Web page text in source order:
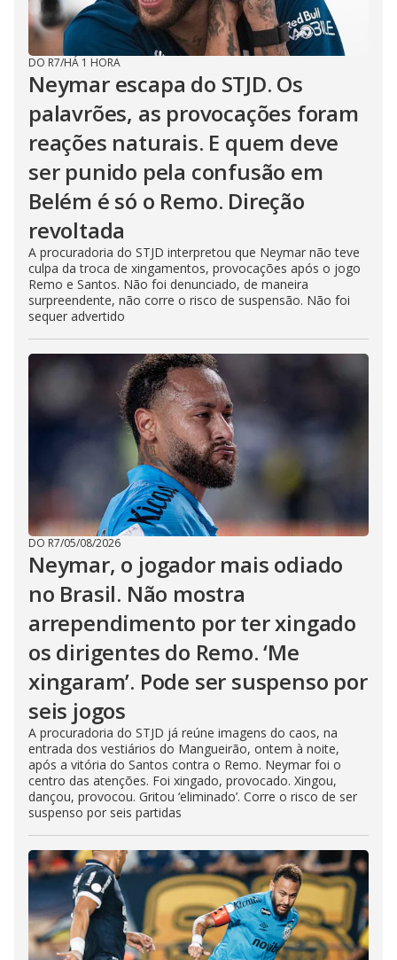
DO R7/HÁ 1 HORA
Neymar escapa do STJD. Os
palavrões, as provocações foram
reações naturais. E quem deve
ser punido pela confusão em
Belém é só o Remo. Direção
revoltada
A procuradoria do STJD interpretou que Neymar não teve
culpa da troca de xingamentos, provocações após o jogo
Remo e Santos. Não foi denunciado, de maneira
surpreendente, não corre o risco de suspensão. Não foi
sequer advertido
DO R7/05/08/2026
Neymar, o jogador mais odiado
no Brasil. Não mostra
arrependimento por ter xingado
os dirigentes do Remo. ‘Me
xingaram’. Pode ser suspenso por
seis jogos
A procuradoria do STJD já reúne imagens do caos, na
entrada dos vestiários do Mangueirão, ontem à noite,
após a vitória do Santos contra o Remo. Neymar foi o
centro das atenções. Foi xingado, provocado. Xingou,
dançou, provocou. Gritou ‘eliminado’. Corre o risco de ser
suspenso por seis partidas